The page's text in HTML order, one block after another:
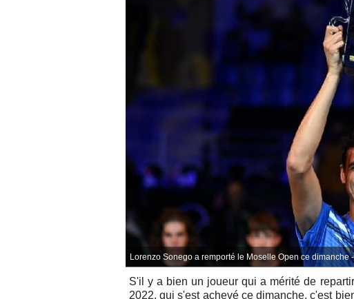
Lorenzo Sonego a remporté le Moselle Open ce
S'il y a bien un joueur qui a mérité de
2022, qui s'est achevé ce dimanche, c'est